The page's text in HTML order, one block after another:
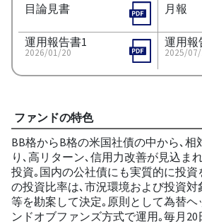
目論見書
月報
運用報告書1
2026/01/20
運用報
2025/
ファンドの特色
BB格からB格の米国社債の中から､相
り､高リターン､信用力改善が見込ま
投資｡国内の公社債にも実質的に投
の投資比率は､市況環境および投資
等を勘案して決定｡原則として為替ヘ
ンドオブファンズ方式で運用｡毎月20